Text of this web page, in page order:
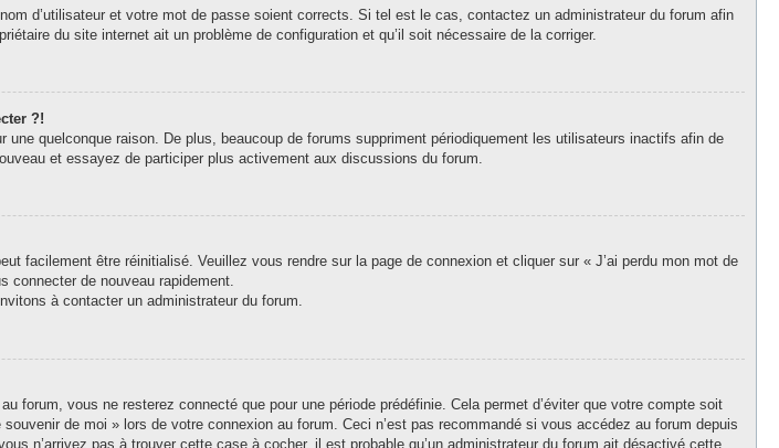
d’utilisateur et votre mot de passe soient corrects. Si tel est le cas, contactez un administrateur du forum afin
du site internet ait un problème de configuration et qu’il soit nécessaire de la corriger.
?!
quelconque raison. De plus, beaucoup de forums suppriment périodiquement les utilisateurs inactifs afin de
et essayez de participer plus activement aux discussions du forum.
facilement être réinitialisé. Veuillez vous rendre sur la page de connexion et cliquer sur « J’ai perdu mon mot de
connecter de nouveau rapidement.
à contacter un administrateur du forum.
forum, vous ne resterez connecté que pour une période prédéfinie. Cela permet d’éviter que votre compte soit
de moi » lors de votre connexion au forum. Ceci n’est pas recommandé si vous accédez au forum depuis
n’arrivez pas à trouver cette case à cocher, il est probable qu’un administrateur du forum ait désactivé cette